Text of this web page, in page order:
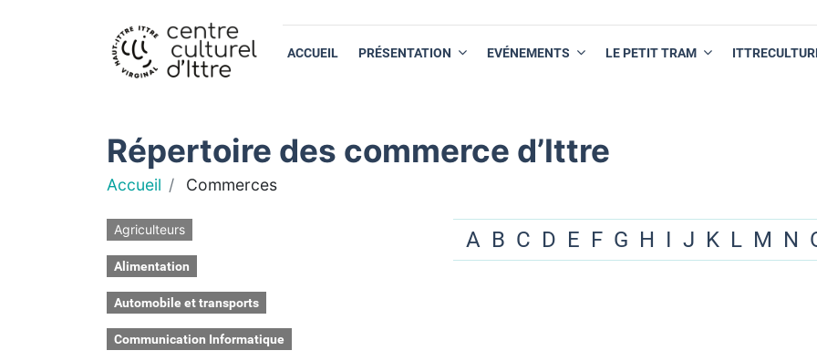
ACCUEIL PRÉSENTATION EVÉNEMENTS LE PETIT TRAM
Répertoire des commerce d’Ittre
Accueil Commerces
Agriculteurs
Alimentation
Automobile et transports
Communication Informatique
A B C D E F G H I J K L M N